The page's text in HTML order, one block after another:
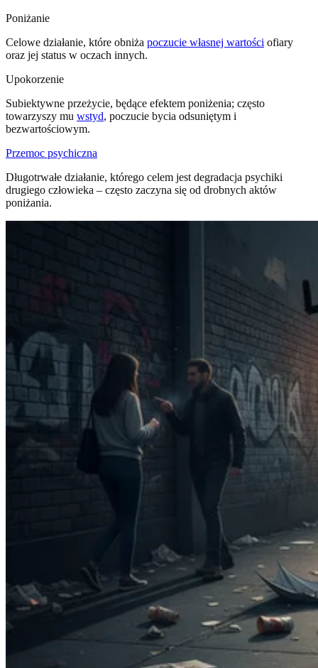
Poniżanie
Celowe działanie, które obniża poczucie własnej wartości ofiary
oraz jej status w oczach innych.
Upokorzenie
Subiektywne przeżycie, będące efektem poniżenia; często
towarzyszy mu wstyd, poczucie bycia odsuniętym i
bezwartościowym.
Przemoc psychiczna
Długotrwałe działanie, którego celem jest degradacja psychiki
drugiego człowieka – często zaczyna się od drobnych aktów
poniżania.